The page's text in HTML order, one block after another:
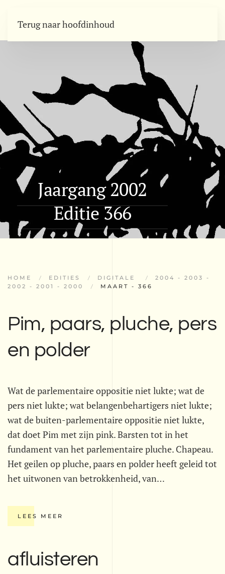
Terug naar hoofdinhoud
Jaargang 2002
Editie 366
HOME EDITIES DIGITALE
2004 - 2003 -
2002 - 2001 - 2000
MAART - 366
Pim, paars, pluche, pers
en polder
Wat de parlementaire oppositie niet lukte; wat de
pers niet lukte; wat belangenbehartigers niet lukte;
wat de buiten-parlementaire oppositie niet lukte,
dat doet Pim met zijn pink. Barsten tot in het
fundament van het parlementaire pluche. Chapeau.
Het geilen op pluche, paars en polder heeft geleid tot
het uitwonen van betrokkenheid, van…
LEES MEER
afluisteren